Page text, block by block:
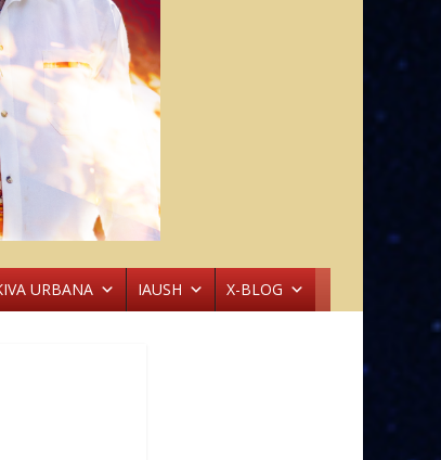
URBANA IAUSH X-BLOG